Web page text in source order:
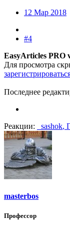
12 Мар 2018
#4
EasyArticles PRO
Для просмотра
Последнее
Реакции: _sashok,
masterbos
Профессор